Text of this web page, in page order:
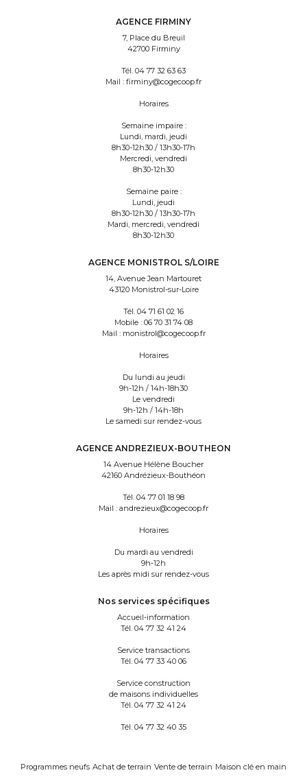
AGENCE FIRMINY
7, Place du Breuil
42700 Firminy
Tél. 04 77 32 63 63
Mail : firminy@cogecoop.fr
Horaires
Semaine impaire :
Lundi, mardi, jeudi
8h30-12h30 / 13h30-17h
Mercredi, vendredi
8h30-12h30
Semaine paire :
Lundi, jeudi
8h30-12h30 / 13h30-17h
Mardi, mercredi, vendredi
8h30-12h30
AGENCE MONISTROL S/LOIRE
14, Avenue Jean Martouret
43120 Monistrol-sur-Loire
Tél. 04 71 61 02 16
Mobile : 06 70 31 74 08
Mail : monistrol@cogecoop.fr
Horaires
Du lundi au jeudi
9h-12h / 14h-18h30
Le vendredi
9h-12h / 14h-18h
Le samedi sur rendez-vous
AGENCE ANDREZIEUX-BOUTHEON
14 Avenue Hélène Boucher
42160 Andrézieux-Bouthéon
Tél. 04 77 01 18 98
Mail : andrezieux@cogecoop.fr
Horaires
Du mardi au vendredi
9h-12h
Les après midi sur rendez-vous
Nos services spécifiques
Accueil-information
Tél. 04 77 32 41 24
Service transactions
Tél. 04 77 33 40 06
Service construction
de maisons individuelles
Tél. 04 77 32 41 24
Tél. 04 77 32 40 35
Programmes neufs Achat de terrain Vente de terrain Maison clé en main